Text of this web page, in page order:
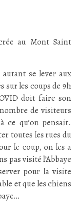
au Mont Saint
se lever aux
sur les coups de 9h
doit faire son
de visiteurs
ce qu’on pensait.
toutes les rues du
le coup, on les a
pas visité l’Abbaye
pour la visite
et que les chiens